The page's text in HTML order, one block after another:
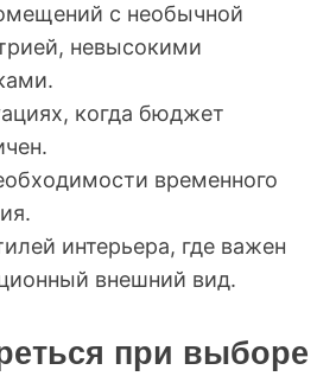
с необычной
невысокими
когда бюджет
временного
интерьера, где важен
внешний вид.
при выборе